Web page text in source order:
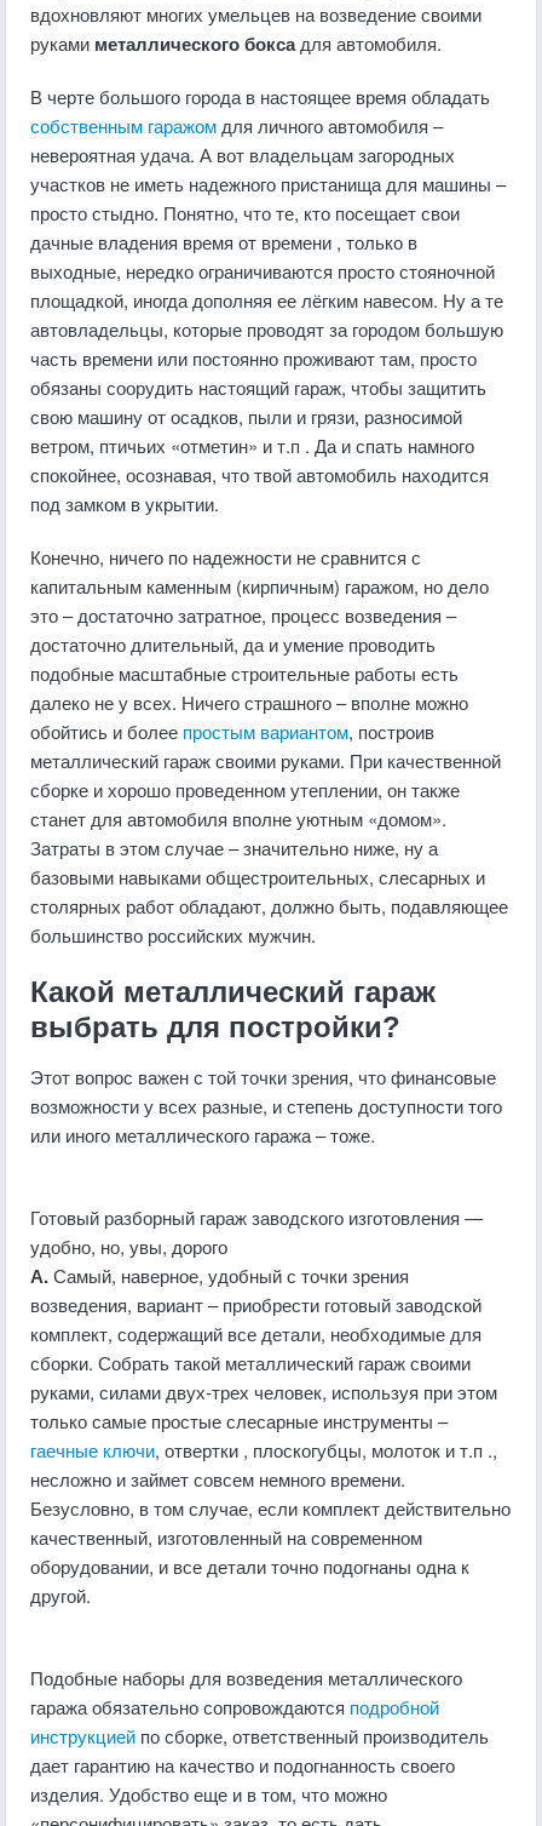
вдохновляют многих умельцев на возведение своими
руками металлического боксадля автомобиля.
В черте большого города в настоящее время обладать
собственным гаражом для личного автомобиля –
невероятная удача. А вот владельцам загородных
участков не иметь надежного пристанища для машины –
просто стыдно. Понятно, что те, кто посещает свои
дачные владения время от времени , только в
выходные, нередко ограничиваются просто стояночной
площадкой, иногда дополняя ее лёгким навесом. Ну а те
автовладельцы, которые проводят за городом большую
часть времени или постоянно проживают там, просто
обязаны соорудить настоящий гараж, чтобы защитить
свою машину от осадков, пыли и грязи, разносимой
ветром, птичьих «отметин» и т.п . Да и спать намного
спокойнее, осознавая, что твой автомобиль находится
под замком в укрытии.
Конечно, ничего по надежности не сравнится с
капитальным каменным (кирпичным) гаражом, но дело
это – достаточно затратное, процесс возведения –
достаточно длительный, да и умение проводить
подобные масштабные строительные работы есть
далеко не у всех. Ничего страшного – вполне можно
обойтись и более простым вариантом, построив
металлический гараж своими руками. При качественной
сборке и хорошо проведенном утеплении, он также
станет для автомобиля вполне уютным «домом».
Затраты в этом случае – значительно ниже, ну а
базовыми навыками общестроительных, слесарных и
столярных работ обладают, должно быть, подавляющее
большинство российских мужчин.
Какой металлический гараж
выбрать для постройки?
Этот вопрос важен с той точки зрения, что финансовые
возможности у всех разные, и степень доступности того
или иного металлического гаража – тоже.
Готовый разборный гараж заводского изготовления —
удобно, но, увы, дорого
А.Самый, наверное, удобный с точки зрения
возведения, вариант – приобрести готовый заводской
комплект, содержащий все детали, необходимые для
сборки. Собрать такой металлический гараж своими
руками, силами двух-трех человек, используя при этом
только самые простые слесарные инструменты –
гаечные ключи, отвертки , плоскогубцы, молоток и т.п .,
несложно и займет совсем немного времени.
Безусловно, в том случае, если комплект действительно
качественный, изготовленный на современном
оборудовании, и все детали точно подогнаны одна к
другой.
Подобные наборы для возведения металлического
гаража обязательно сопровождаются подробной
инструкцией по сборке, ответственный производитель
дает гарантию на качество и подогнанность своего
изделия. Удобство еще и в том, что можно